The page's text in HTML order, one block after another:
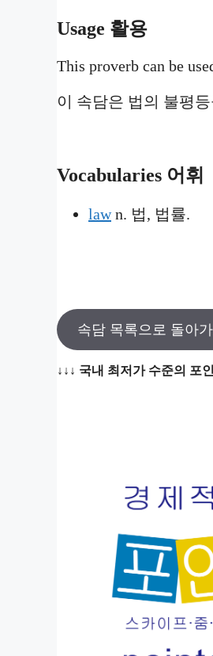
Usage 활용
This proverb can be
이 속담은 법의 불평
Vocabularies 어휘
lawn. 법, 법률.
속담 목록으로 돌아
↓↓↓ 국내 최저가 수준의 포